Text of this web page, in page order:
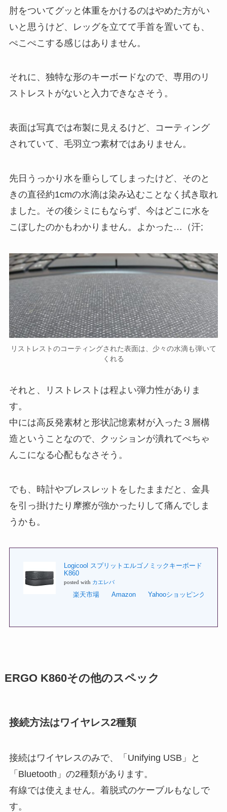
肘をついてグッと体重をかけるのはやめた方がい
いと思うけど、レッグを立てて手首を置いても、
ぺこぺこする感じはありません。
それに、独特な形のキーボードなので、専用のリ
ストレストがないと入力できなさそう。
表面は写真では布製に見えるけど、コーティング
されていて、毛羽立つ素材ではありません。
先日うっかり水を垂らしてしまったけど、そのと
きの直径約1cmの水滴は染み込むことなく拭き取れ
ました。その後シミにもならず、今はどこに水を
こぼしたのかもわかりません。よかった…（汗;
リストレストのコーティングされた表面は、少々の水滴も弾いて
くれる
それと、リストレストは程よい弾力性がありま
す。
中には高反発素材と形状記憶素材が入った３層構
造ということなので、クッションが潰れてぺちゃ
んこになる心配もなさそう。
でも、時計やブレスレットをしたままだと、金具
を引っ掛けたり摩擦が強かったりして痛んでしま
うかも。
Logicool スプリットエルゴノミックキーボード
K860
posted with カエレバ
楽天市場 Amazon Yahooショッピング
ERGO K860その他のスペック
接続方法はワイヤレス2種類
接続はワイヤレスのみで、「Unifying USB」と
「Bluetooth」の2種類があります。
有線では使えません。着脱式のケーブルもなしで
す。